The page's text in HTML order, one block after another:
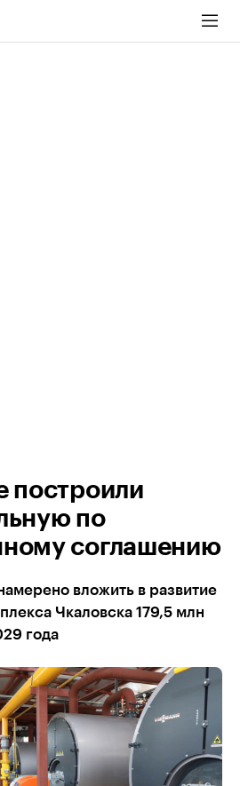
построили
по
соглашению
вложить в развитие
Чкаловска 179,5 млн
года